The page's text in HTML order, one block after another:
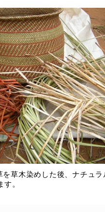
草木染めした後、ナチュラ
。